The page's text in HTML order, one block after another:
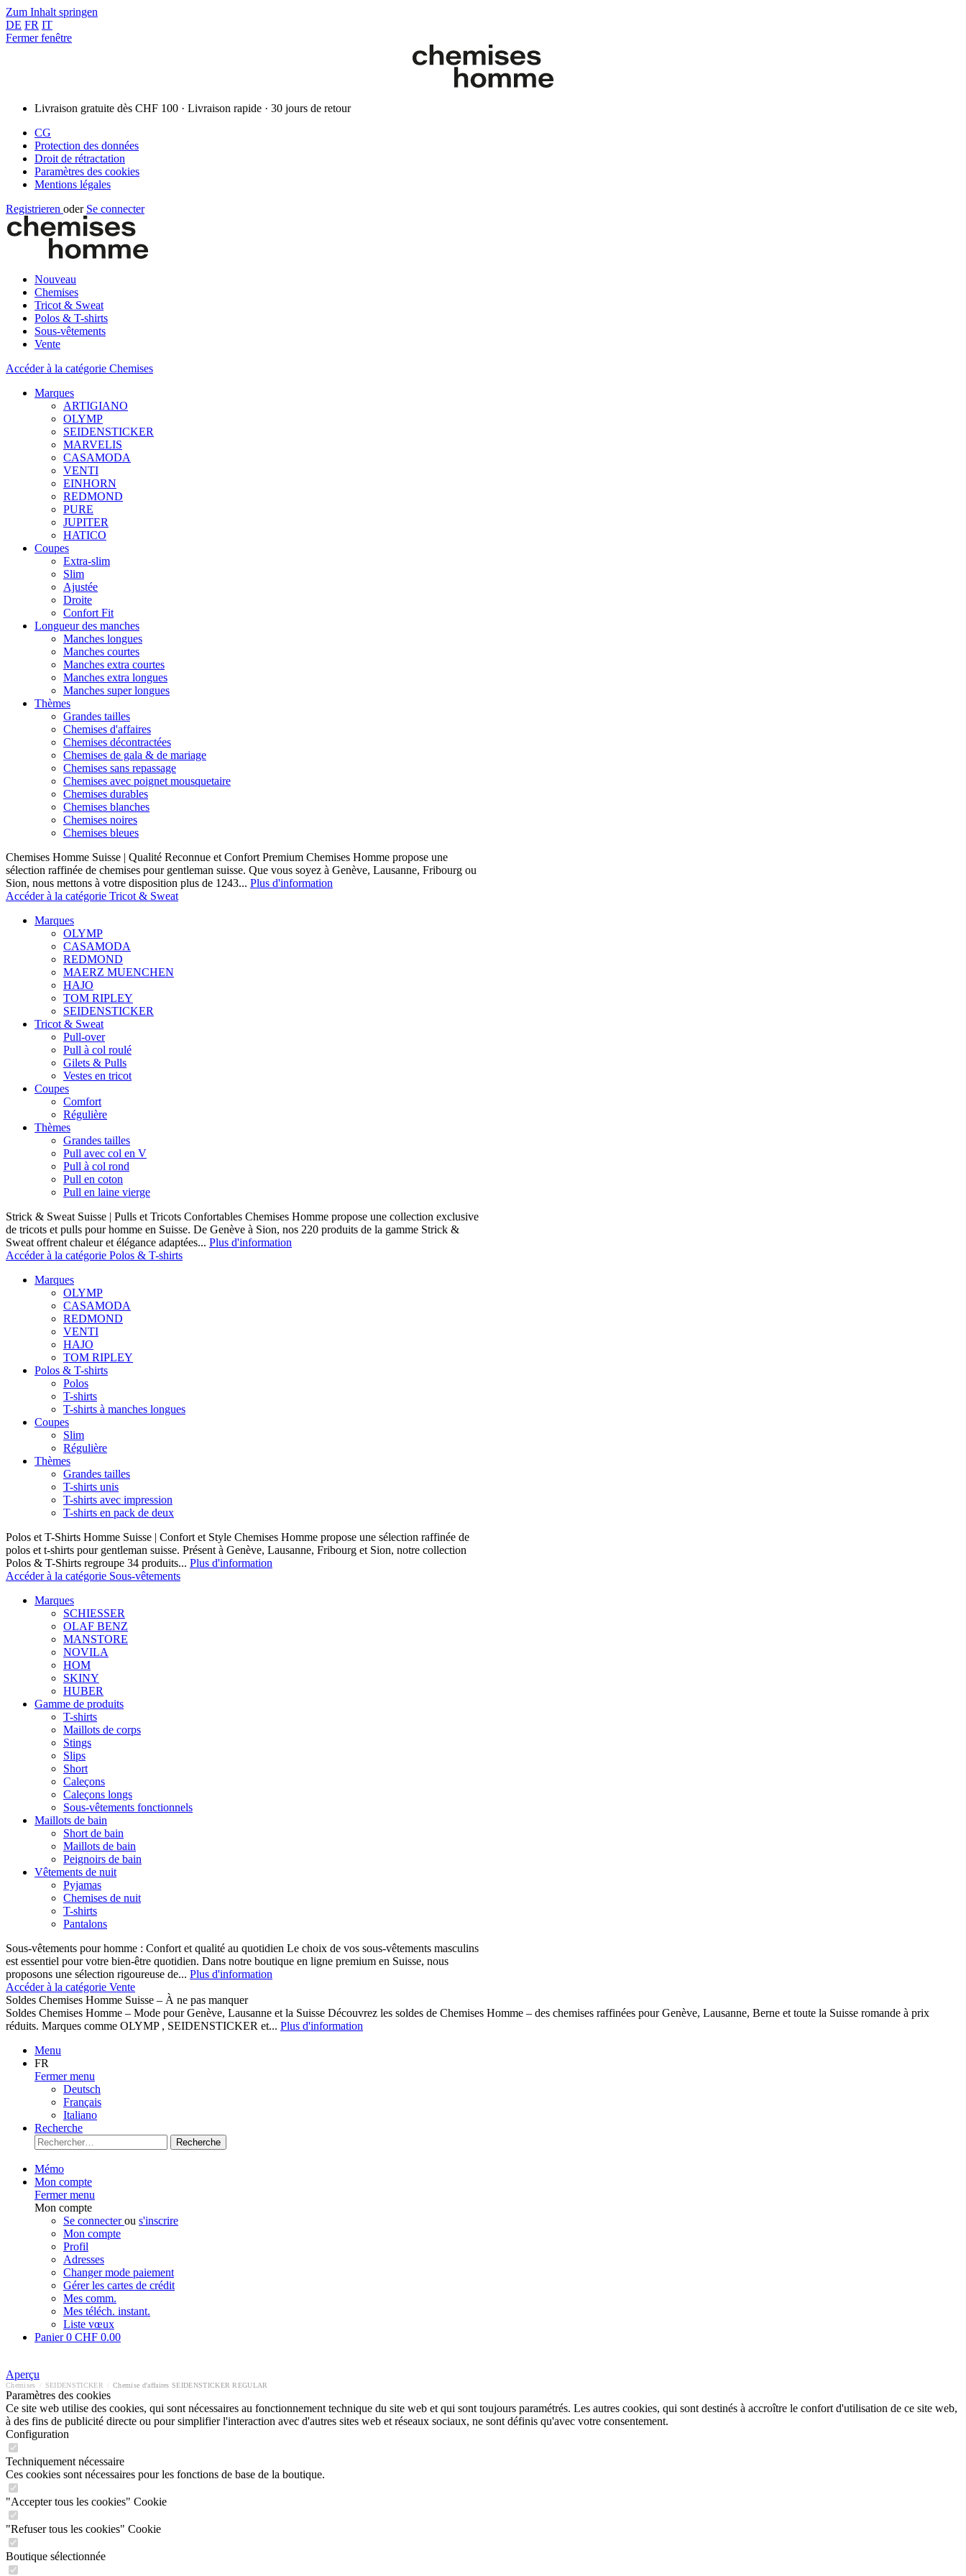
Zum Inhalt springen
DE FR IT
Fermer fenêtre
Livraison gratuite dès CHF 100 · Livraison rapide · 30 jours de retour
CG
Protection des données
Droit de rétractation
Paramètres des cookies
Mentions légales
Registrieren oder Se connecter
Nouveau
Chemises
Tricot & Sweat
Polos & T-shirts
Sous-vêtements
Vente
Accéder à la catégorie Chemises
Marques
ARTIGIANO
OLYMP
SEIDENSTICKER
MARVELIS
CASAMODA
VENTI
EINHORN
REDMOND
PURE
JUPITER
HATICO
Coupes
Extra-slim
Slim
Ajustée
Droite
Confort Fit
Longueur des manches
Manches longues
Manches courtes
Manches extra courtes
Manches extra longues
Manches super longues
Thèmes
Grandes tailles
Chemises d'affaires
Chemises décontractées
Chemises de gala & de mariage
Chemises sans repassage
Chemises avec poignet mousquetaire
Chemises durables
Chemises blanches
Chemises noires
Chemises bleues
Chemises Homme Suisse | Qualité Reconnue et Confort Premium Chemises Homme propose une
sélection raffinée de chemises pour gentleman suisse. Que vous soyez à Genève, Lausanne, Fribourg ou
Sion, nous mettons à votre disposition plus de 1243... Plus d'information
Accéder à la catégorie Tricot & Sweat
Marques
OLYMP
CASAMODA
REDMOND
MAERZ MUENCHEN
HAJO
TOM RIPLEY
SEIDENSTICKER
Tricot & Sweat
Pull-over
Pull à col roulé
Gilets & Pulls
Vestes en tricot
Coupes
Comfort
Régulière
Thèmes
Grandes tailles
Pull avec col en V
Pull à col rond
Pull en coton
Pull en laine vierge
Strick & Sweat Suisse | Pulls et Tricots Confortables Chemises Homme propose une collection exclusive
de tricots et pulls pour homme en Suisse. De Genève à Sion, nos 220 produits de la gamme Strick &
Sweat offrent chaleur et élégance adaptées... Plus d'information
Accéder à la catégorie Polos & T-shirts
Marques
OLYMP
CASAMODA
REDMOND
VENTI
HAJO
TOM RIPLEY
Polos & T-shirts
Polos
T-shirts
T-shirts à manches longues
Coupes
Slim
Régulière
Thèmes
Grandes tailles
T-shirts unis
T-shirts avec impression
T-shirts en pack de deux
Polos et T-Shirts Homme Suisse | Confort et Style Chemises Homme propose une sélection raffinée de
polos et t-shirts pour gentleman suisse. Présent à Genève, Lausanne, Fribourg et Sion, notre collection
Polos & T-Shirts regroupe 34 produits... Plus d'information
Accéder à la catégorie Sous-vêtements
Marques
SCHIESSER
OLAF BENZ
MANSTORE
NOVILA
HOM
SKINY
HUBER
Gamme de produits
T-shirts
Maillots de corps
Stings
Slips
Short
Caleçons
Caleçons longs
Sous-vêtements fonctionnels
Maillots de bain
Short de bain
Maillots de bain
Peignoirs de bain
Vêtements de nuit
Pyjamas
Chemises de nuit
T-shirts
Pantalons
Sous-vêtements pour homme : Confort et qualité au quotidien Le choix de vos sous-vêtements masculins
est essentiel pour votre bien-être quotidien. Dans notre boutique en ligne premium en Suisse, nous
proposons une sélection rigoureuse de... Plus d'information
Accéder à la catégorie Vente
Soldes Chemises Homme Suisse – À ne pas manquer
Soldes Chemises Homme – Mode pour Genève, Lausanne et la Suisse Découvrez les soldes de Chemises Homme – des chemises raffinées pour Genève, Lausanne, Berne et toute la Suisse romande à prix
réduits. Marques comme OLYMP , SEIDENSTICKER et... Plus d'information
Menu
FR
Fermer menu
Deutsch
Français
Italiano
Recherche
Recherche
Mémo
Mon compte
Fermer menu
Mon compte
Se connecterou s'inscrire
Mon compte
Profil
Adresses
Changer mode paiement
Gérer les cartes de crédit
Mes comm.
Mes téléch. instant.
Liste vœux
Panier0 CHF 0.00
Aperçu
Chemises SEIDENSTICKER Chemise d'affaires SEIDENSTICKER REGULAR
Paramètres des cookies
Ce site web utilise des cookies, qui sont nécessaires au fonctionnement technique du site web et qui sont toujours paramétrés. Les autres cookies, qui sont destinés à accroître le confort d'utilisation de ce site web,
à des fins de publicité directe ou pour simplifier l'interaction avec d'autres sites web et réseaux sociaux, ne sont définis qu'avec votre consentement.
Configuration
Techniquement nécessaire
Ces cookies sont nécessaires pour les fonctions de base de la boutique.
"Accepter tous les cookies" Cookie
"Refuser tous les cookies" Cookie
Boutique sélectionnée